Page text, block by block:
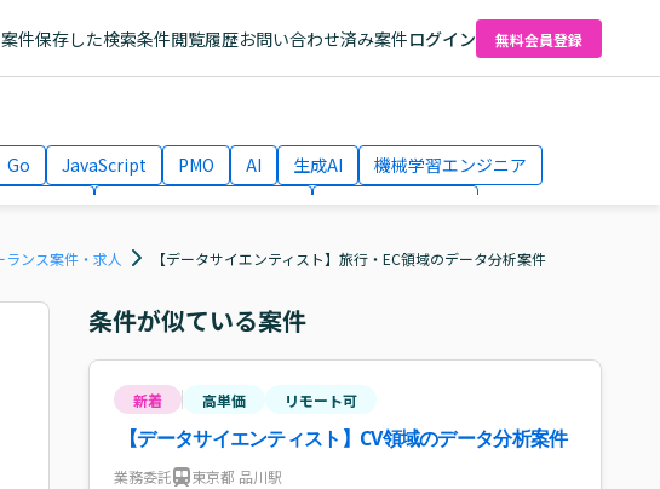
件保存した検索条件閲覧履歴お問い合わせ済み案件ログイン 無料会員登録
Go JavaScript PMO AI 生成AI
機械学習エンジニア
ンス案件・求人 【データサイエンティスト】旅行・EC領域のデータ分析案件
条件が似ている案件
新着 高単価 リモート可
【データサイエンティスト】CV領域のデータ分析案件
業務委託 東京都 品川駅